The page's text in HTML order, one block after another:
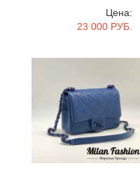
Цена:
23 000 РУБ.